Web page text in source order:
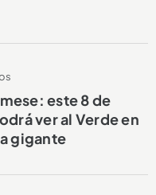
este 8 de
ver al Verde en
gigante